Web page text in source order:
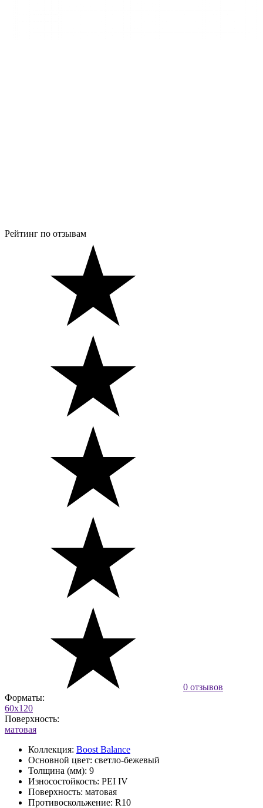
Рейтинг по отзывам
0 отзывов
Форматы:
60x120
Поверхность:
матовая
Коллекция: Boost Balance
Основной цвет: светло-бежевый
Толщина (мм): 9
Износостойкость: PEI IV
Поверхность: матовая
Противоскольжение: R10